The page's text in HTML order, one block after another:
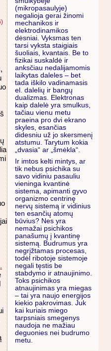
(mikropasaulyje)
negalioja gerai žinomi
mechanikos ir
elektrodinamikos
dėsniai. Vyksmas ten
tarsi vyksta staigiais
šuoliais, kvantais. Be to
fizikai suskaldė ir
anksčiau nedalijamomis
laikytas daleles – bet
tada iškilo vadinamasis
el. dalelių ir bangų
dualizmas. Elektronas
kaip dalelė yra smulkus,
tačiau vienu metu
praeina pro dvi ekrano
skyles, esančias
didesniu už jo skersmenį
atstumu. Tarytum kokia
„dvasia“ ar „šmėkla“.
r imtos kelti mintys, ar
tik nebus psichika su
savo vidiniu pasauliu
vieninga kvantinė
sistema, apimanti gyvo
organizmo centrinę
nervų sistemą ir vidinius
ten esančių atomų
būvius? Nes yra
nemažai psichikos
panašumų į kvantinę
sistemą. Budrumus yra
negrįžtamas procesas,
todėl ribotoje sistemoje
negali tęstis be
stabdymo ir atnaujinimo.
Toks psichikos
atnaujinimas yra miegas
– tai yra naujo energijos
kiekio pakrovimas. Juk
kai kuriais miego
tarpsniais smegenys
naudoja ne mažiau
deguonies nei budrumo
metu.